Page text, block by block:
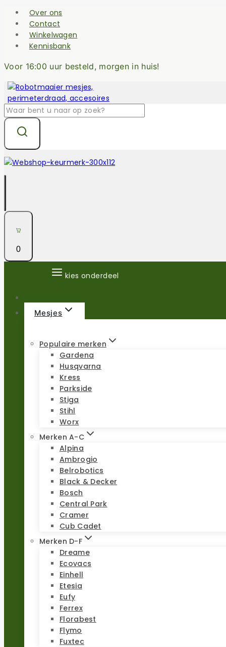
Skip
content
Over ons
Contact
Winkelwagen
Kennisbank
Voor 16:00 uur besteld, morgen in huis!
Zoek
naar:
0
kies onderdeel
Mesjes
Populaire merken
Gardena
Husqvarna
Kress
Parkside
Stiga
Stihl
Worx
Merken A-C
Alpina
Ambrogio
Belrobotics
Black & Decker
Bosch
Central Park
Cramer
Cub Cadet
Merken D-F
Dreame
Ecovacs
Einhell
Etesia
Eufy
Ferrex
Florabest
Flymo
Fuxtec